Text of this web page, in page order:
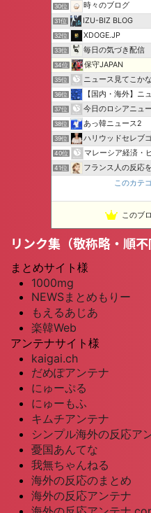
30位 時々のブログ
31位 IZU-BIZ BLOG
32位 XDOGE.JP
33位 毎日の気づき配信
34位 保守JAPAN
35位 ニュース見てこかな
36位 【国内・海外】ニュ
37位 今日のロシアニュ
38位 あっ韓ニュース2
39位 ハリウッドセレブ
40位 マレーシア経済・
41位
フランス人の反応
このカテ
このブ
リンク集（敬称略・順不
まとめサイト様
1000mg
NEWSまとめもりー
もえるあじあ
楽韓Web
アンテナサイト様
kaigai.ch
だめぽアンテナ
にゅーぷる
にゅーもふ
キムチアンテナ
シンプル海外の反応ア
憂国あんてな
我無ちゃんねる
海外の反応のまとめ
海外の反応アンテナ